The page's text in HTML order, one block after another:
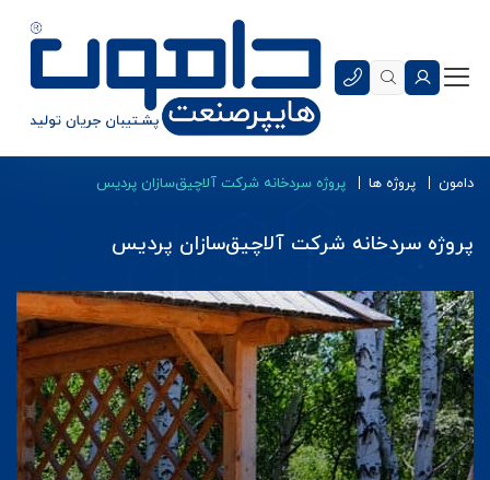
دامون پروژه ها پروژه سردخانه شرکت آلاچیق‌سازان پردیس
پروژه سردخانه شرکت آلاچیق‌سازان پردیس